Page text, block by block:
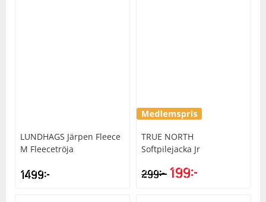
LUNDHAGS Järpen Fleece
M Fleecetröja
1499kr
TRUE NORTH
Softpilejacka Jr
299kr 199kr